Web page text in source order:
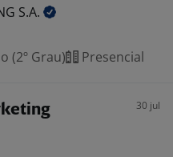
S.A.
(2º Grau) Presencial
30 jul